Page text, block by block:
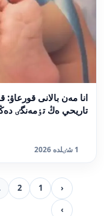
انا مەن بالانى قورعاۋ:
تاريحي ەڭ تٶمەنگٸ
1 شٸلدە 2026
‹
1
2
›